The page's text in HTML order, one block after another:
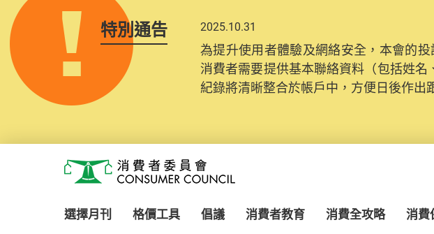
特別通告 2025.10.31
為提升使用者體驗及網絡安全，本會的
消費者需要提供基本聯絡資料（包括姓
紀錄將清晰整合於帳戶中，方便日後作出
消費者委員會
選擇月刊 格價工具 倡議 消費者教育 消費全攻略 消費